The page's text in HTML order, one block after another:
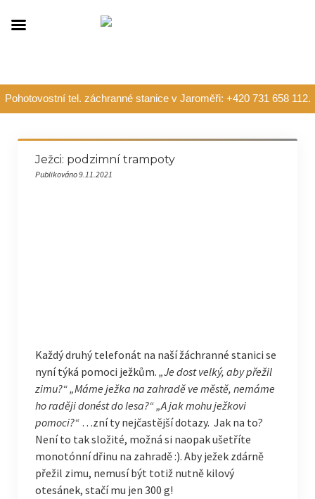
Pohotovostní tel. záchranné stanice v Jaroměři: +420 731 658 112.
Ježci: podzimní trampoty
Publikováno 9.11.2021
Každý druhý telefonát na naší žáchranné stanici se
nyní týká pomoci ježkům. „Je dost velký, aby přežil
zimu?“ „Máme ježka na zahradě ve městě, nemáme
ho raději donést do lesa?“ „A jak mohu ježkovi
pomoci?“ …zní ty nejčastější dotazy. Jak na to?
Není to tak složité, možná si naopak ušetříte
monotónní dřinu na zahradě :). Aby ježek zdárně
přežil zimu, nemusí být totiž nutně kilový
otesánek, stačí mu jen 300 g!